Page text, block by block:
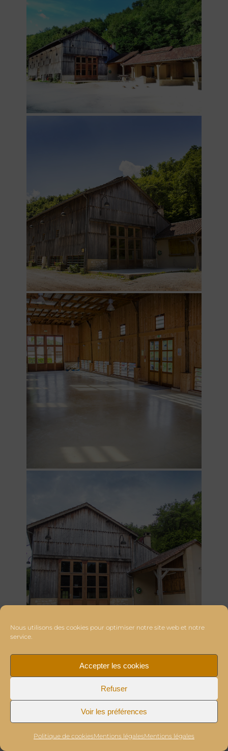
Nous utilisons des cookies pour optimiser notre site web et notre
service.
Accepter les cookies
Refuser
Voir les préférences
Politique de cookiesMentions légalesMentions légales